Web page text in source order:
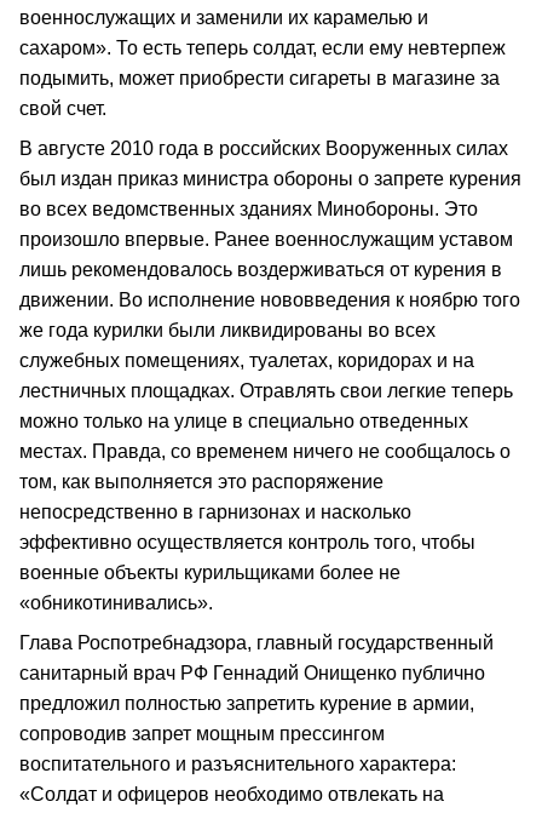
военнослужащих и заменили их карамелью и
сахаром». То есть теперь солдат, если ему невтерпеж
подымить, может приобрести сигареты в магазине за
свой счет.
В августе 2010 года в российских Вооруженных силах
был издан приказ министра обороны о запрете курения
во всех ведомственных зданиях Минобороны. Это
произошло впервые. Ранее военнослужащим уставом
лишь рекомендовалось воздерживаться от курения в
движении. Во исполнение нововведения к ноябрю того
же года курилки были ликвидированы во всех
служебных помещениях, туалетах, коридорах и на
лестничных площадках. Отравлять свои легкие теперь
можно только на улице в специально отведенных
местах. Правда, со временем ничего не сообщалось о
том, как выполняется это распоряжение
непосредственно в гарнизонах и насколько
эффективно осуществляется контроль того, чтобы
военные объекты курильщиками более не
«обникотинивались».
Глава Роспотребнадзора, главный государственный
санитарный врач РФ Геннадий Онищенко публично
предложил полностью запретить курение в армии,
сопроводив запрет мощным прессингом
воспитательного и разъяснительного характера:
«Солдат и офицеров необходимо отвлекать на